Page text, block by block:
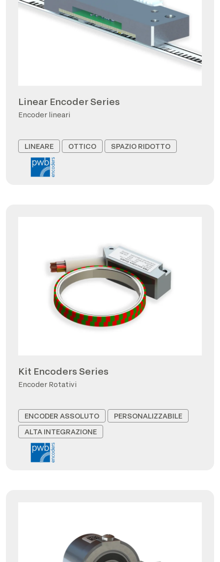
Linear Encoder Series
Encoder lineari
LINEARE OTTICO SPAZIO RIDOTTO
Kit Encoders Series
Encoder Rotativi
ENCODER ASSOLUTO
PERSONALIZZABILE
ALTA INTEGRAZIONE